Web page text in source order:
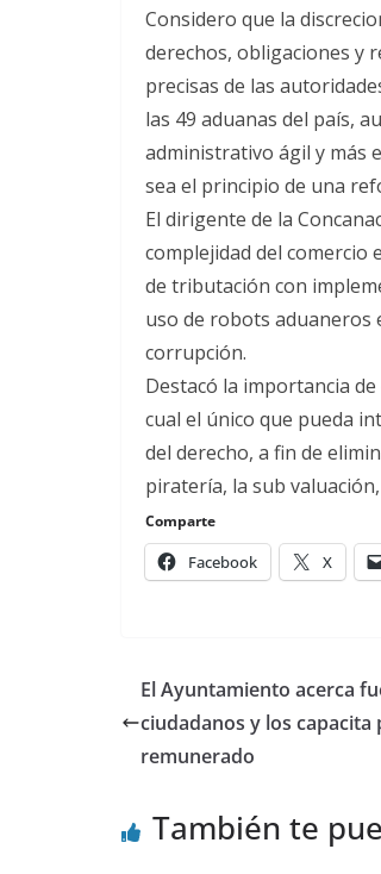
Considero que la
derechos, obligaciones y
precisas de las
las 49 aduanas del país,
administrativo ágil y más
sea el principio de una
El dirigente de la
complejidad del
de tributación con
uso de robots aduaneros
corrupción.
Destacó la importancia
cual el único que pueda
del derecho, a fin de
piratería, la sub
Comparte
Facebook X
El Ayuntamiento acerca
ciudadanos y los
remunerado
También te